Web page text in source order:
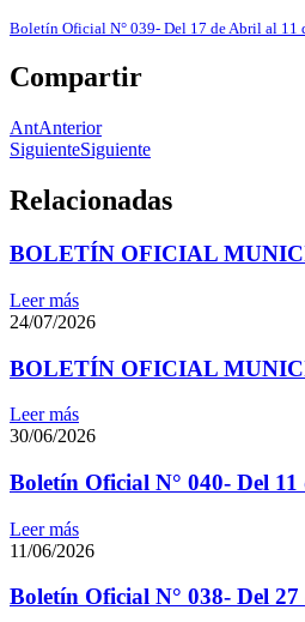
Boletín Oficial N° 039- Del 17 de Abril al 11
Compartir
AntAnterior
SiguienteSiguiente
Relacionadas
BOLETÍN OFICIAL
Leer más
24/07/2026
BOLETÍN OFICIAL
Leer más
30/06/2026
Boletín Oficial N° 040- Del
Leer más
11/06/2026
Boletín Oficial N° 038- Del